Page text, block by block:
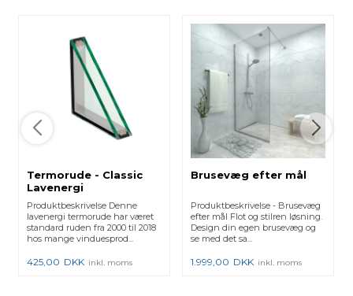
Termorude - Classic
Lavenergi
Produktbeskrivelse Denne
lavenergi termorude har været
standard ruden fra 2000 til 2018
hos mange vinduesprod...
425,00 DKK inkl. moms
Brusevæg efter mål
Produktbeskrivelse - Brusevæg
efter mål Flot og stilren løsning.
Design din egen brusevæg og
se med det sa...
1.999,00 DKK inkl. moms